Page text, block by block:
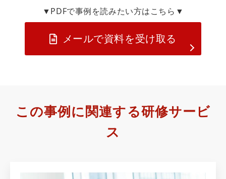
▼PDFで事例を読みたい方はこちら▼
メールで資料を受け取る
この事例に関連する研修サービ
ス